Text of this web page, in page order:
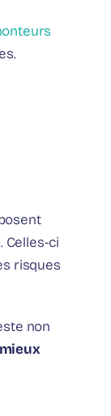
. Celles-ci
risques
non
mieux